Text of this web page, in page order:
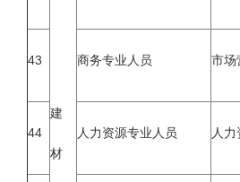
建
材
43 商务专业人员 市场
44 人力资源专业人员 人